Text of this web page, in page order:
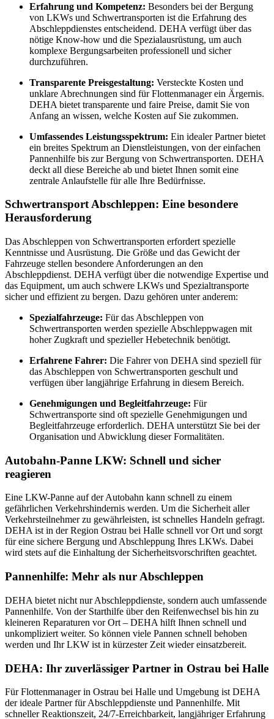
Erfahrung und Kompetenz: Besonders bei der Bergung
von LKWs und Schwertransporten ist die Erfahrung des
Abschleppdienstes entscheidend. DEHA verfügt über das
nötige Know-how und die Spezialausrüstung, um auch
komplexe Bergungsarbeiten professionell und sicher
durchzuführen.
Transparente Preisgestaltung: Versteckte Kosten und
unklare Abrechnungen sind für Flottenmanager ein Ärgernis.
DEHA bietet transparente und faire Preise, damit Sie von
Anfang an wissen, welche Kosten auf Sie zukommen.
Umfassendes Leistungsspektrum: Ein idealer Partner bietet
ein breites Spektrum an Dienstleistungen, von der einfachen
Pannenhilfe bis zur Bergung von Schwertransporten. DEHA
deckt all diese Bereiche ab und bietet Ihnen somit eine
zentrale Anlaufstelle für alle Ihre Bedürfnisse.
Schwertransport Abschleppen: Eine besondere
Herausforderung
Das Abschleppen von Schwertransporten erfordert spezielle
Kenntnisse und Ausrüstung. Die Größe und das Gewicht der
Fahrzeuge stellen besondere Anforderungen an den
Abschleppdienst. DEHA verfügt über die notwendige Expertise und
das Equipment, um auch schwere LKWs und Spezialtransporte
sicher und effizient zu bergen. Dazu gehören unter anderem:
Spezialfahrzeuge: Für das Abschleppen von
Schwertransporten werden spezielle Abschleppwagen mit
hoher Zugkraft und spezieller Hebetechnik benötigt.
Erfahrene Fahrer: Die Fahrer von DEHA sind speziell für
das Abschleppen von Schwertransporten geschult und
verfügen über langjährige Erfahrung in diesem Bereich.
Genehmigungen und Begleitfahrzeuge: Für
Schwertransporte sind oft spezielle Genehmigungen und
Begleitfahrzeuge erforderlich. DEHA unterstützt Sie bei der
Organisation und Abwicklung dieser Formalitäten.
Autobahn-Panne LKW: Schnell und sicher
reagieren
Eine LKW-Panne auf der Autobahn kann schnell zu einem
gefährlichen Verkehrshindernis werden. Um die Sicherheit aller
Verkehrsteilnehmer zu gewährleisten, ist schnelles Handeln gefragt.
DEHA ist in der Region Ostrau bei Halle schnell vor Ort und sorgt
für eine sichere Bergung und Abschleppung Ihres LKWs. Dabei
wird stets auf die Einhaltung der Sicherheitsvorschriften geachtet.
Pannenhilfe: Mehr als nur Abschleppen
DEHA bietet nicht nur Abschleppdienste, sondern auch umfassende
Pannenhilfe. Von der Starthilfe über den Reifenwechsel bis hin zu
kleineren Reparaturen vor Ort – DEHA hilft Ihnen schnell und
unkompliziert weiter. So können viele Pannen schnell behoben
werden und Ihr LKW ist in kürzester Zeit wieder einsatzbereit.
DEHA: Ihr zuverlässiger Partner in Ostrau bei Halle
Für Flottenmanager in Ostrau bei Halle und Umgebung ist DEHA
der ideale Partner für Abschleppdienste und Pannenhilfe. Mit
schneller Reaktionszeit, 24/7-Erreichbarkeit, langjähriger Erfahrung